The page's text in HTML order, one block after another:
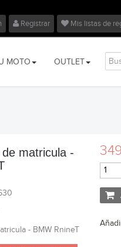
Registrar Mis listas de
MOTO OUTLET
matricula -
- BMW RnineT